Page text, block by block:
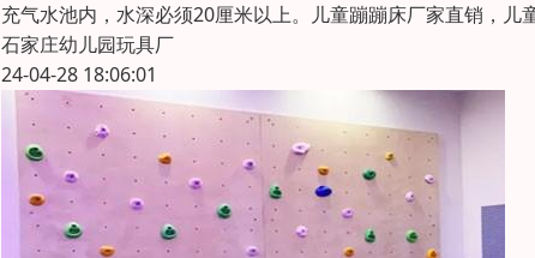
充气水池内，水深必须20厘米以上。儿童蹦蹦床厂家直销，
石家庄幼儿园玩具厂
24-04-28 18:06:01